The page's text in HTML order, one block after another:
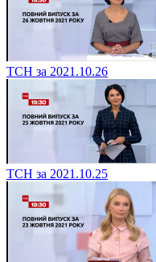
ТСН за 2021.10.26
ТСН за 2021.10.25